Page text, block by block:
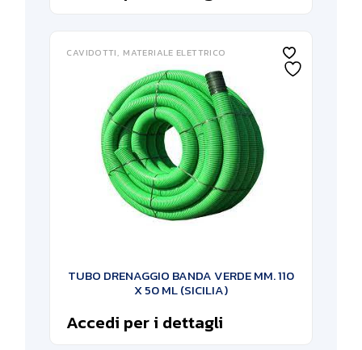
CAVIDOTTI MATERIALE ELETTRICO
TUBO DRENAGGIO BANDA VERDE MM. 110
X 50 ML (SICILIA)
Accedi per i dettagli